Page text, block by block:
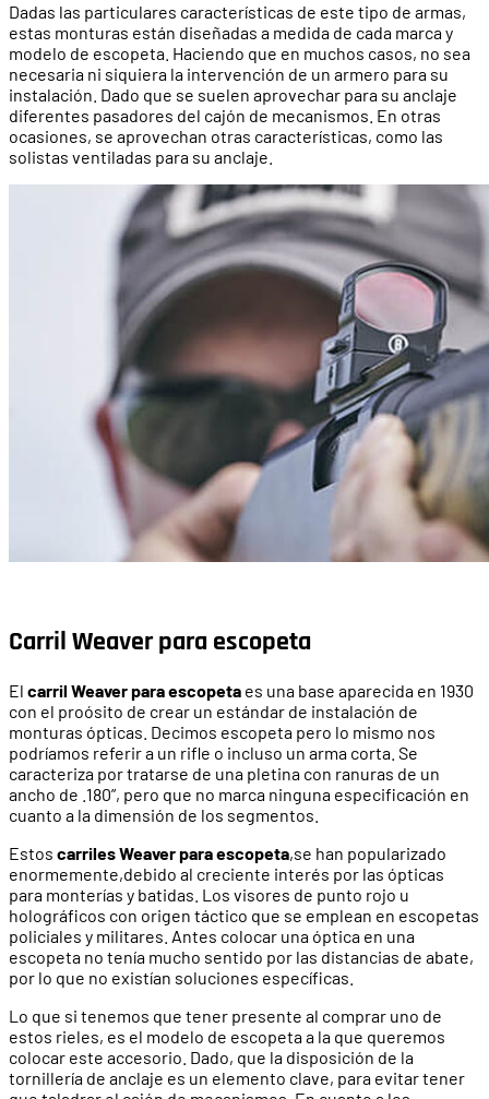
Dadas las particulares características de este tipo de armas,
estas monturas están diseñadas a medida de cada marca y
modelo de escopeta. Haciendo que en muchos casos, no sea
necesaria ni siquiera la intervención de un armero para su
instalación. Dado que se suelen aprovechar para su anclaje
diferentes pasadores del cajón de mecanismos. En otras
ocasiones, se aprovechan otras características, como las
solistas ventiladas para su anclaje.
Carril Weaver para escopeta
El carril Weaver para escopeta es una base aparecida en 1930
con el proósito de crear un estándar de instalación de
monturas ópticas. Decimos escopeta pero lo mismo nos
podríamos referir a un rifle o incluso un arma corta. Se
caracteriza por tratarse de una pletina con ranuras de un
ancho de .180”, pero que no marca ninguna especificación en
cuanto a la dimensión de los segmentos.
Estos carriles Weaver para escopeta,se han popularizado
enormemente,debido al creciente interés por las ópticas
para monterías y batidas. Los visores de punto rojo u
holográficos con origen táctico que se emplean en escopetas
policiales y militares. Antes colocar una óptica en una
escopeta no tenía mucho sentido por las distancias de abate,
por lo que no existían soluciones específicas.
Lo que si tenemos que tener presente al comprar uno de
estos rieles, es el modelo de escopeta a la que queremos
colocar este accesorio. Dado, que la disposición de la
tornillería de anclaje es un elemento clave, para evitar tener